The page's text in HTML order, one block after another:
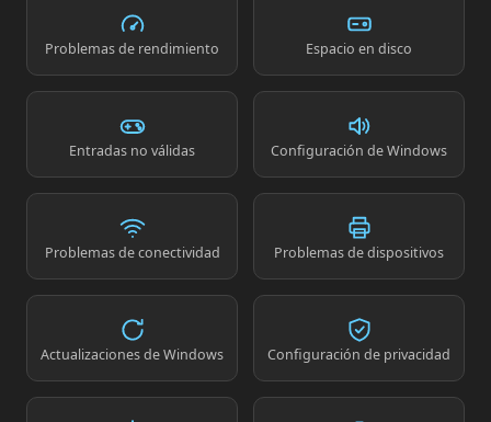
Problemas de rendimiento Espacio en disco
Entradas no válidas Configuración de Windows
Problemas de conectividad Problemas de dispositivos
Actualizaciones de Windows Configuración de privacidad